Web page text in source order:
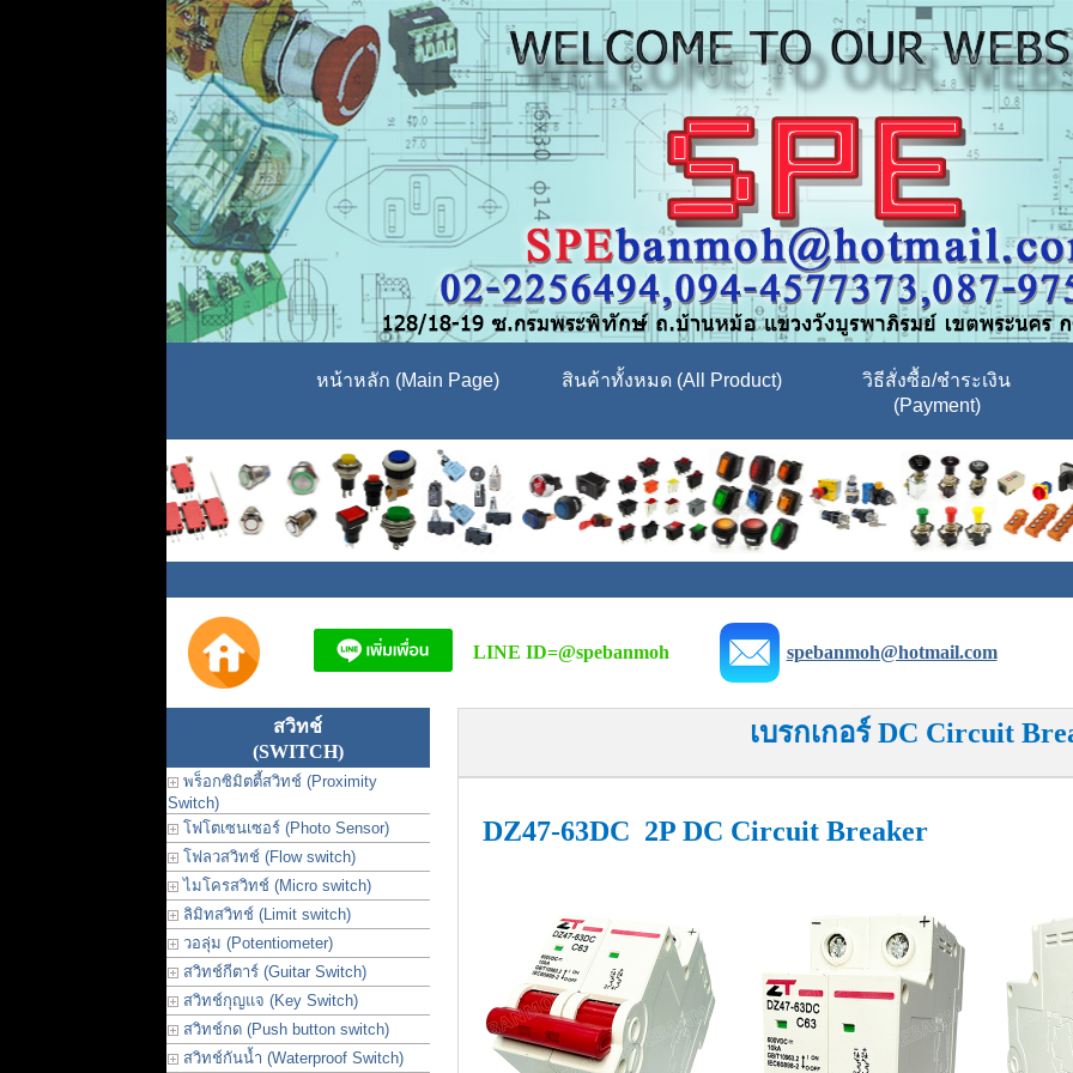
หน้าหลัก (Main Page) สินค้าทั้งหมด (All Product)
วิธีสั่งซื้อ/ชำระเงิน
(Payment)
LINE ID=@spebanmoh spebanmoh@hotmail.com
สวิทช์
(SWITCH)
พร็อกซิมิตตี้สวิทช์ (Proximity
Switch)
โฟโตเซนเซอร์ (Photo Sensor)
โฟลวสวิทช์ (Flow switch)
ไมโครสวิทช์ (Micro switch)
ลิมิทสวิทช์ (Limit switch)
วอลุ่ม (Potentiometer)
สวิทช์กีตาร์ (Guitar Switch)
สวิทช์กุญแจ (Key Switch)
สวิทช์กด (Push button switch)
สวิทช์กันน้ำ (Waterproof Switch)
เบรกเกอร์ DC Circuit
DZ47-63DC 2P DC Circuit Breaker